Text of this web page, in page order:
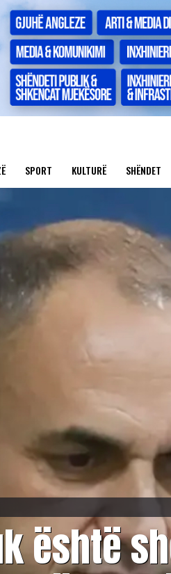
SPORT KULTURË SHËNDET
është